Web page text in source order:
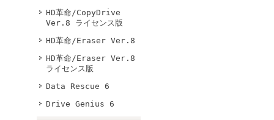
HD革命/CopyDrive
Ver.8 ライセンス版
HD革命/Eraser Ver.8
HD革命/Eraser Ver.8
ライセンス版
Data Rescue 6
Drive Genius 6